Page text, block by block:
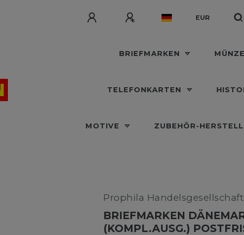
EUR
BRIEFMARKEN
TELEFONKARTEN
MOTIVE ZUBEHÖR-
Prophila
BRIEFMARKEN
(KOMPL.AUSG.)